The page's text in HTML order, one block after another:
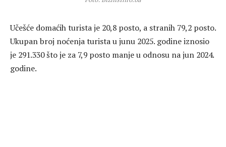
Učešće domaćih turista je 20,8 posto, a stranih 79,2 posto.
Ukupan broj noćenja turista u junu 2025. godine iznosio
je 291.330 što je za 7,9 posto manje u odnosu na jun 2024.
godine.